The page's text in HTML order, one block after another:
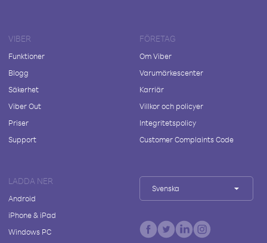
VIBER
Funktioner
Blogg
Säkerhet
Viber Out
Priser
Support
FÖRETAG
Om Viber
Varumärkescenter
Karriär
Villkor och policyer
Integritetspolicy
Customer Complaints Code
LADDA NER
Android
iPhone & iPad
Windows PC
Svenska